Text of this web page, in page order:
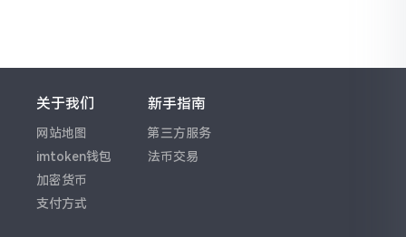
关于我们
网站地图
imtoken钱包
加密货币
支付方式
新手指南
第三方服务
法币交易